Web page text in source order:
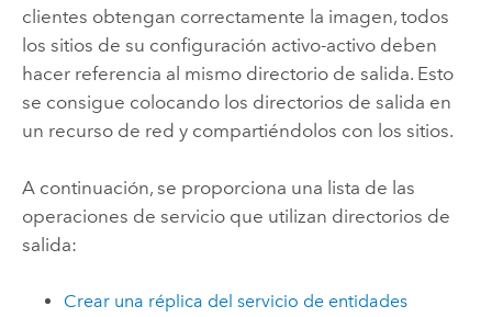
clientes obtengan correctamente la imagen, todos
los sitios de su configuración activo-activo deben
hacer referencia al mismo directorio de salida. Esto
se consigue colocando los directorios de salida en
un recurso de red y compartiéndolos con los sitios.
A continuación, se proporciona una lista de las
operaciones de servicio que utilizan directorios de
salida:
Crear una réplica del servicio de entidades